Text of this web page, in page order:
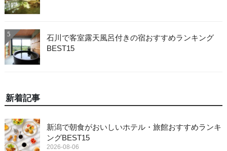
5
石川で客室露天風呂付きの宿おすすめランキング
BEST15
新着記事
新潟で朝食がおいしいホテル・旅館おすすめランキ
ングBEST15
2026-08-06